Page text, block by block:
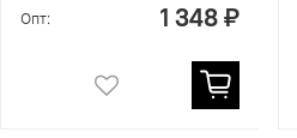
Опт: 1 348 ₽